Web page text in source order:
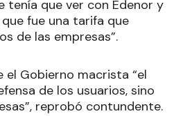
tenía que ver con Edenor y
fue una tarifa que
de las empresas”.
el Gobierno macrista “el
de los usuarios, sino
reprobó contundente.